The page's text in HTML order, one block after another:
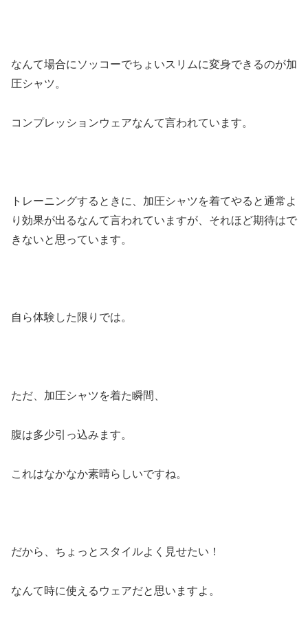
なんて場合にソッコーでちょいスリムに変身できるのが加
圧シャツ。
コンプレッションウェアなんて言われています。
トレーニングするときに、加圧シャツを着てやると通常よ
り効果が出るなんて言われていますが、それほど期待はで
きないと思っています。
自ら体験した限りでは。
ただ、加圧シャツを着た瞬間、
腹は多少引っ込みます。
これはなかなか素晴らしいですね。
だから、ちょっとスタイルよく見せたい！
なんて時に使えるウェアだと思いますよ。